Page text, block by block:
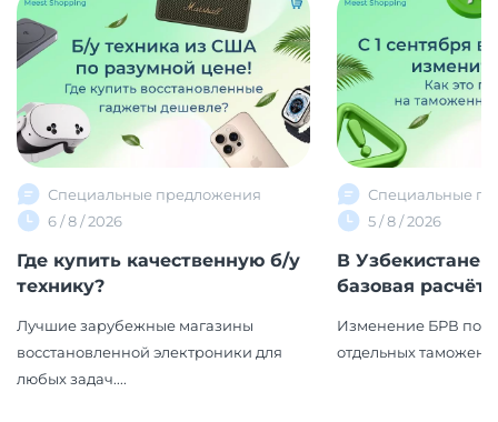
Специальные предложения
6 / 8 / 2026
Где купить качественную б/у
технику?
Лучшие зарубежные магазины
восстановленной электроники для
любых задач....
Специальные
5 / 8 / 2026
В Узбекистане
базовая
Изменение БРВ
отдельных